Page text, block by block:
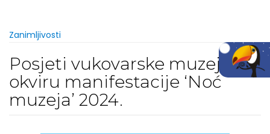
Zanimljivosti
Posjeti vukovarske muzeje u
okviru manifestacije ‘Noć
muzeja’ 2024.